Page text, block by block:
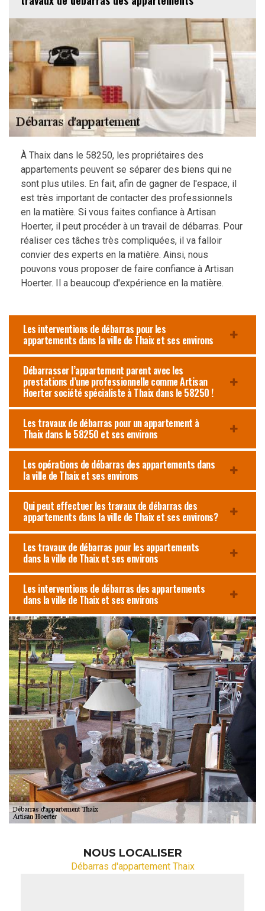
À Thaix dans le 58250, les propriétaires des
appartements peuvent se séparer des biens qui ne
sont plus utiles. En fait, afin de gagner de l'espace, il
est très important de contacter des professionnels
en la matière. Si vous faites confiance à Artisan
Hoerter, il peut procéder à un travail de débarras. Pour
réaliser ces tâches très compliquées, il va falloir
convier des experts en la matière. Ainsi, nous
pouvons vous proposer de faire confiance à Artisan
Hoerter. Il a beaucoup d'expérience en la matière.
Les interventions de débarras pour les
appartements dans la ville de Thaix et ses environs
Débarrasser l’appartement parent avec les
prestations d’une professionnelle comme Artisan
Hoerter société spécialiste à Thaix dans le 58250 !
Les travaux de débarras pour un appartement à
Thaix dans le 58250 et ses environs
Les opérations de débarras des appartements dans
la ville de Thaix et ses environs
Qui peut effectuer les travaux de débarras des
appartements dans la ville de Thaix et ses environs?
Les travaux de débarras pour les appartements
dans la ville de Thaix et ses environs
Les interventions de débarras des appartements
dans la ville de Thaix et ses environs
NOUS LOCALISER
Débarras d'appartement Thaix